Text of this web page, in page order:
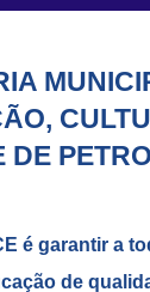
DE
é garantir a
de